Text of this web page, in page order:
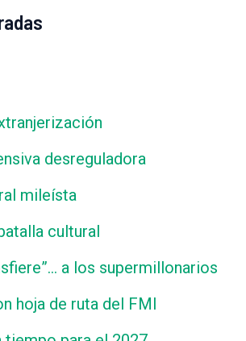
desreguladora
mileísta
cultural
a los supermillonarios
hoja de ruta del FMI